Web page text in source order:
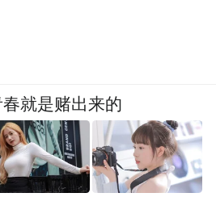
就是赌出来的